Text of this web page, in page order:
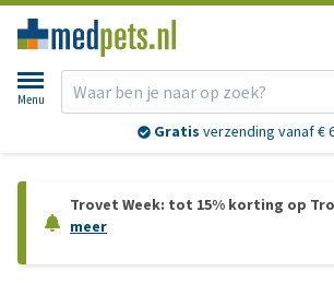
Menu
Gratis verzending vanaf €
Trovet Week: tot 15% korting op
meer